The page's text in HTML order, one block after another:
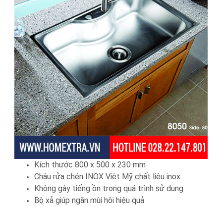
Kích thước 800 x 500 x 230 mm
Chậu rửa chén INOX Việt Mỹ chất liệu inox
Không gây tiếng ồn trong quá trình sử dụng
Bộ xả giúp ngăn mùi hôi hiệu quả